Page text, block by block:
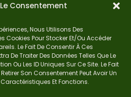
Consentement
Nous Utilisons Des
Cookies Pour Stocker Et/ou Accéder
Le Fait De Consentir À Ces
De Traiter Des Données Telles Que Le
Ou Les ID Uniques Sur Ce Site. Le Fait
Son Consentement Peut Avoir Un
Et Fonctions.
Auteur
une enseignante certifiée
Sur Ndolomath, je partage